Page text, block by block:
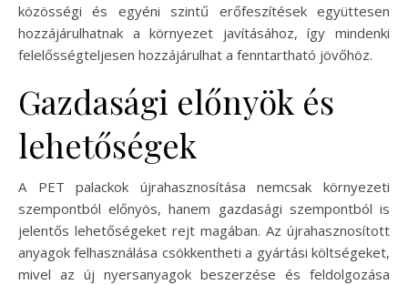
közösségi és egyéni szintű erőfeszítések együttesen
hozzájárulhatnak a környezet javításához, így mindenki
felelősségteljesen hozzájárulhat a fenntartható jövőhöz.
Gazdasági előnyök és
lehetőségek
A PET palackok újrahasznosítása nemcsak környezeti
szempontból előnyös, hanem gazdasági szempontból is
jelentős lehetőségeket rejt magában. Az újrahasznosított
anyagok felhasználása csökkentheti a gyártási költségeket,
mivel az új nyersanyagok beszerzése és feldolgozása